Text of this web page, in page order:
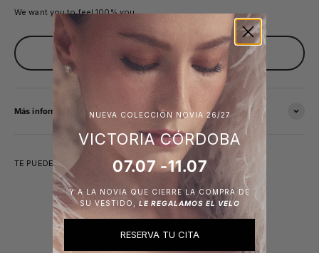
We want you to feel100% you.
Más información
TE PUEDE INTERESAR
NUEVA COLECCIÓN NOVIA 26/27
VICTORIA CÓRDOBA
07.07 -11.07
Y A LA NOVIA QUE CIERRE LA COMPRA DE
SU VESTIDO, LE REGALAMOS EL VELO
RESERVA TU CITA